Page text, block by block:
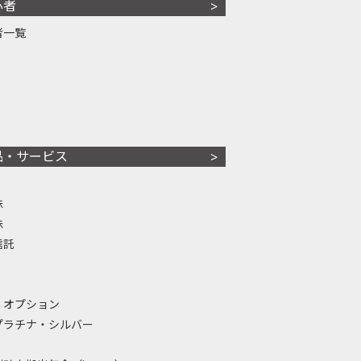
一覧
サービス
託
プション
ラチナ・シルバー